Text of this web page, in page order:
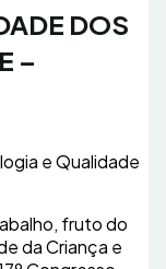
DOS
–
e Qualidade
fruto do
da Criança e